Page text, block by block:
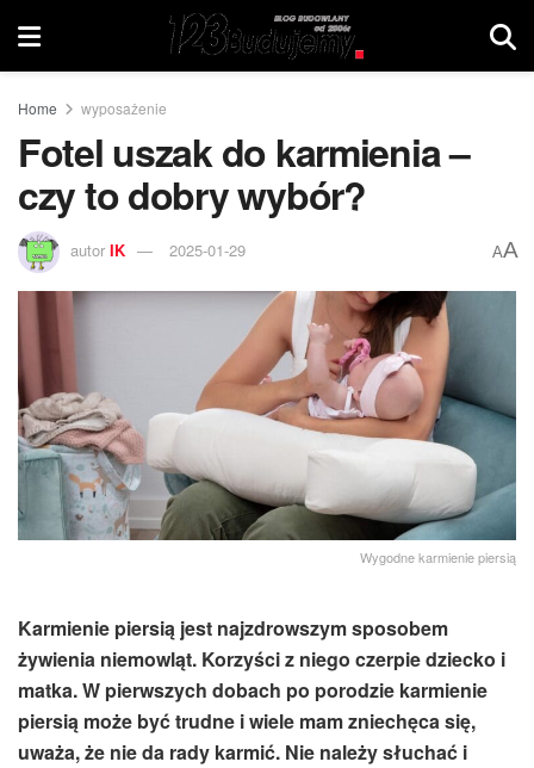
Home wyposażenie
Fotel uszak do karmienia –
czy to dobry wybór?
autor IK 2025-01-29 AA
Wygodne karmienie piersią
Karmienie piersią jest najzdrowszym sposobem
żywienia niemowląt. Korzyści z niego czerpie dziecko i
matka. W pierwszych dobach po porodzie karmienie
piersią może być trudne i wiele mam zniechęca się,
uważa, że nie da rady karmić. Nie należy słuchać i